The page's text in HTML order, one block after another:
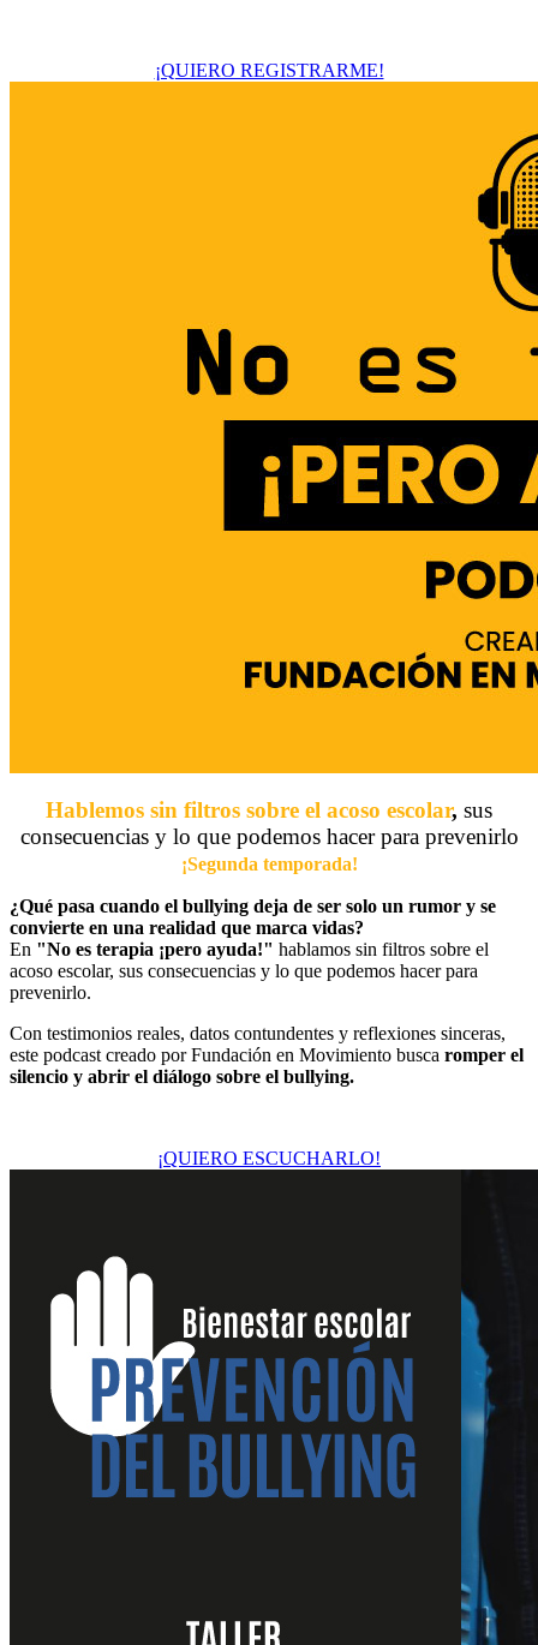
¡QUIERO REGISTRARME!
Hablemos sin filtros sobre el acoso escolar, sus
consecuencias y lo que podemos hacer para prevenirlo
¡Segunda temporada!
¿Qué pasa cuando el bullying deja de ser solo un rumor y se
convierte en una realidad que marca vidas?
En "No es terapia ¡pero ayuda!" hablamos sin filtros sobre el
acoso escolar, sus consecuencias y lo que podemos hacer para
prevenirlo.
Con testimonios reales, datos contundentes y reflexiones sinceras,
este podcast creado por Fundación en Movimiento busca romper el
silencio y abrir el diálogo sobre el bullying.
¡QUIERO ESCUCHARLO!